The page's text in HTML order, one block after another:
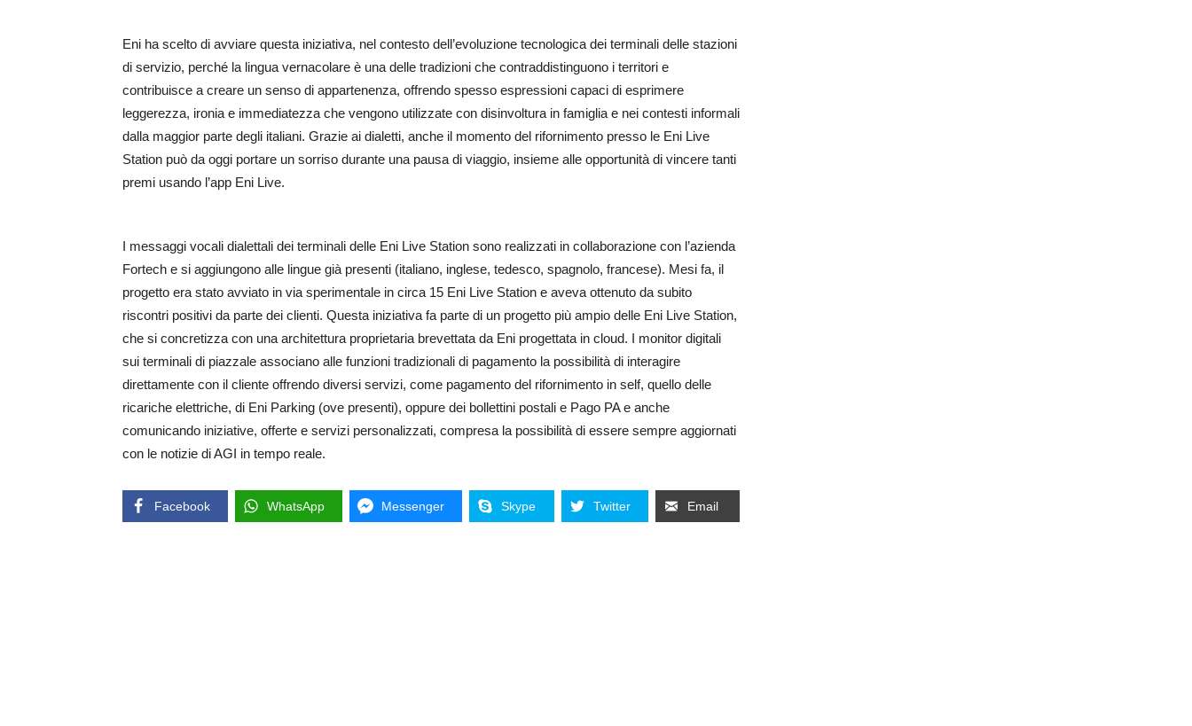
Eni ha scelto di avviare questa iniziativa, nel contesto dell’evoluzione tecnologica dei terminali delle stazioni
di servizio, perché la lingua vernacolare è una delle tradizioni che contraddistinguono i territori e
contribuisce a creare un senso di appartenenza, offrendo spesso espressioni capaci di esprimere
leggerezza, ironia e immediatezza che vengono utilizzate con disinvoltura in famiglia e nei contesti informali
dalla maggior parte degli italiani. Grazie ai dialetti, anche il momento del rifornimento presso le Eni Live
Station può da oggi portare un sorriso durante una pausa di viaggio, insieme alle opportunità di vincere tanti
premi usando l’app Eni Live.
I messaggi vocali dialettali dei terminali delle Eni Live Station sono realizzati in collaborazione con l’azienda
Fortech e si aggiungono alle lingue già presenti (italiano, inglese, tedesco, spagnolo, francese). Mesi fa, il
progetto era stato avviato in via sperimentale in circa 15 Eni Live Station e aveva ottenuto da subito
riscontri positivi da parte dei clienti. Questa iniziativa fa parte di un progetto più ampio delle Eni Live Station,
che si concretizza con una architettura proprietaria brevettata da Eni progettata in cloud. I monitor digitali
sui terminali di piazzale associano alle funzioni tradizionali di pagamento la possibilità di interagire
direttamente con il cliente offrendo diversi servizi, come pagamento del rifornimento in self, quello delle
ricariche elettriche, di Eni Parking (ove presenti), oppure dei bollettini postali e Pago PA e anche
comunicando iniziative, offerte e servizi personalizzati, compresa la possibilità di essere sempre aggiornati
con le notizie di AGI in tempo reale.
Facebook WhatsApp Messenger Skype Twitter Email